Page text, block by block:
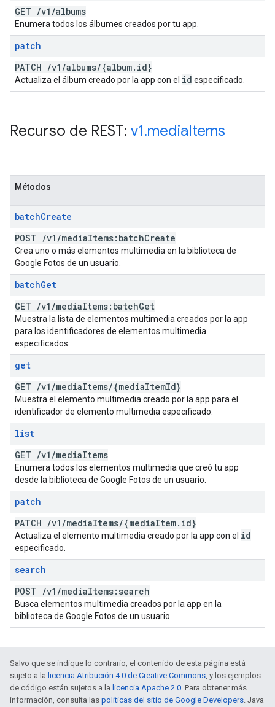
GET /v1 /albums
Enumera todos los álbumes creados por tu app.
patch
PATCH /v1 /albums/{album. id}
Actualiza el álbum creado por la app con el id especificado.
Recurso de REST: v1.mediaItems
Métodos
batchCreate
POST /v1 /mediaItems:batchCreate
Crea uno o más elementos multimedia en la biblioteca de
Google Fotos de un usuario.
batchGet
GET /v1 /mediaItems:batchGet
Muestra la lista de elementos multimedia creados por la app
para los identificadores de elementos multimedia
especificados.
get
GET /v1 /mediaItems/{mediaItemId}
Muestra el elemento multimedia creado por la app para el
identificador de elemento multimedia especificado.
list
GET /v1 /mediaItems
Enumera todos los elementos multimedia que creó tu app
desde la biblioteca de Google Fotos de un usuario.
patch
PATCH /v1 /mediaItems/{mediaItem. id}
Actualiza el elemento multimedia creado por la app con el id
especificado.
search
POST /v1 /mediaItems:search
Busca elementos multimedia creados por la app en la
biblioteca de Google Fotos de un usuario.
Salvo que se indique lo contrario, el contenido de esta página está
sujeto a la licencia Atribución 4.0 de Creative Commons, y los ejemplos
de código están sujetos a la licencia Apache 2.0. Para obtener más
información, consulta las políticas del sitio de Google Developers. Java